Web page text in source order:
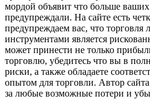
мордой объявит что больше ваших
предупреждали. На сайте есть
предупреждаем вас, что
инструментами является
может принести не только
торговлю, убедитесь что вы в
риски, а также обладаете
опытом для торговли. Автор сайта
за любые возможные потери и